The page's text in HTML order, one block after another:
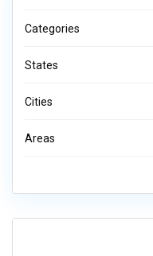
Categories
States
Cities
Areas